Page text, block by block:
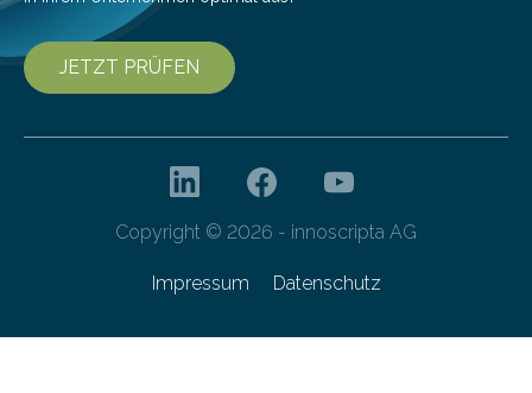
JETZT PRÜFEN
Copyright © 2026 - innoscripta AG
Impressum Datenschutz